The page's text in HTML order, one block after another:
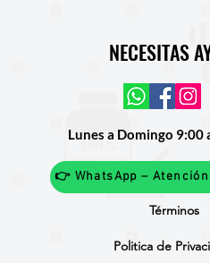
NECESITAS
Lunes a Domingo 9:00
👉 WhatsApp –
Términos
Politica de